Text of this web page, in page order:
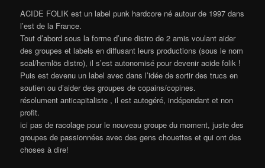
ACIDE FOLIK est un label punk hardcore né autour de 1997 dans
l’est de la France.
Tout d’abord sous la forme d’une distro de 2 amis voulant aider
des groupes et labels en diffusant leurs productions (sous le nom
scal/hemlös distro), il s’est autonomisé pour devenir acide folik !
Puis est devenu un label avec dans l’idée de sortir des trucs en
soutien ou d’aider des groupes de copains/copines.
résolument anticapitaliste , il est autogéré, indépendant et non
profit.
ici pas de racolage pour le nouveau groupe du moment, juste des
groupes de passionnées avec des gens chouettes et qui ont des
choses à dire!